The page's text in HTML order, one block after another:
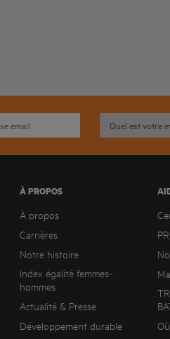
À PROPOS
À propos
Carrières
Notre histoire
Index égalité femmes-
hommes
Actualité & Presse
Développement durable